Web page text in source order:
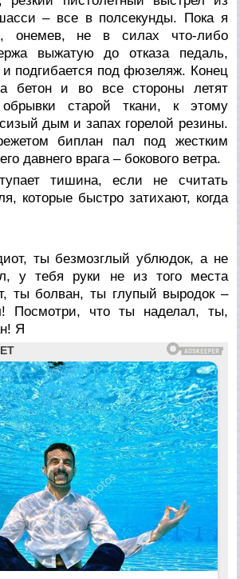
– все в полсекунды. Пока я
онемев, не в силах что-либо
выжатую до отказа педаль,
подгибается под фюзеляж. Конец
бетон и во все стороны летят
старой ткани, к этому
дым и запах горелой резины.
биплан пал под жестким
давнего врага – бокового ветра.
тишина, если не считать
которые быстро затихают, когда
ты безмозглый ублюдок, а не
у тебя руки не из того места
ты болван, ты глупый выродок –
Посмотри, что ты наделал, ты,
Я